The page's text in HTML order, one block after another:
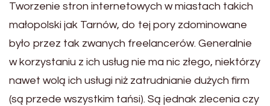
Tworzenie stron internetowych w miastach takich
małopolski jak Tarnów, do tej pory zdominowane
było przez tak zwanych freelancerów. Generalnie
w korzystaniu z ich usług nie ma nic złego, niektórzy
nawet wolą ich usługi niż zatrudnianie dużych firm
(są przede wszystkim tańsi). Są jednak zlecenia czy